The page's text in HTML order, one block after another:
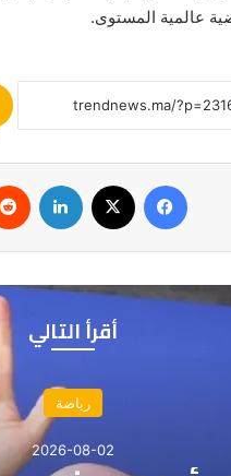
عالمية المستوى.
أقرأ التالي
رياضة
2026-08-02